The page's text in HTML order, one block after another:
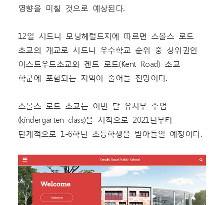
영향을 미칠 것으로 예상된다.
12일 시드니 모닝헤럴드지에 따르면 스몰스 로드
초교의 개교로 시드니 우수학교 순위 중 상위권인
이스트우드초교와 켄트 로드(Kent Road) 초교
학군에 포함되는 지역이 줄어들 전망이다.
스몰스 로드 초교는 이번 달 유치부 수업
(kindergarten class)을 시작으로 2021년부터
단계적으로 1-6학년 초등학생을 받아들일 예정이다.